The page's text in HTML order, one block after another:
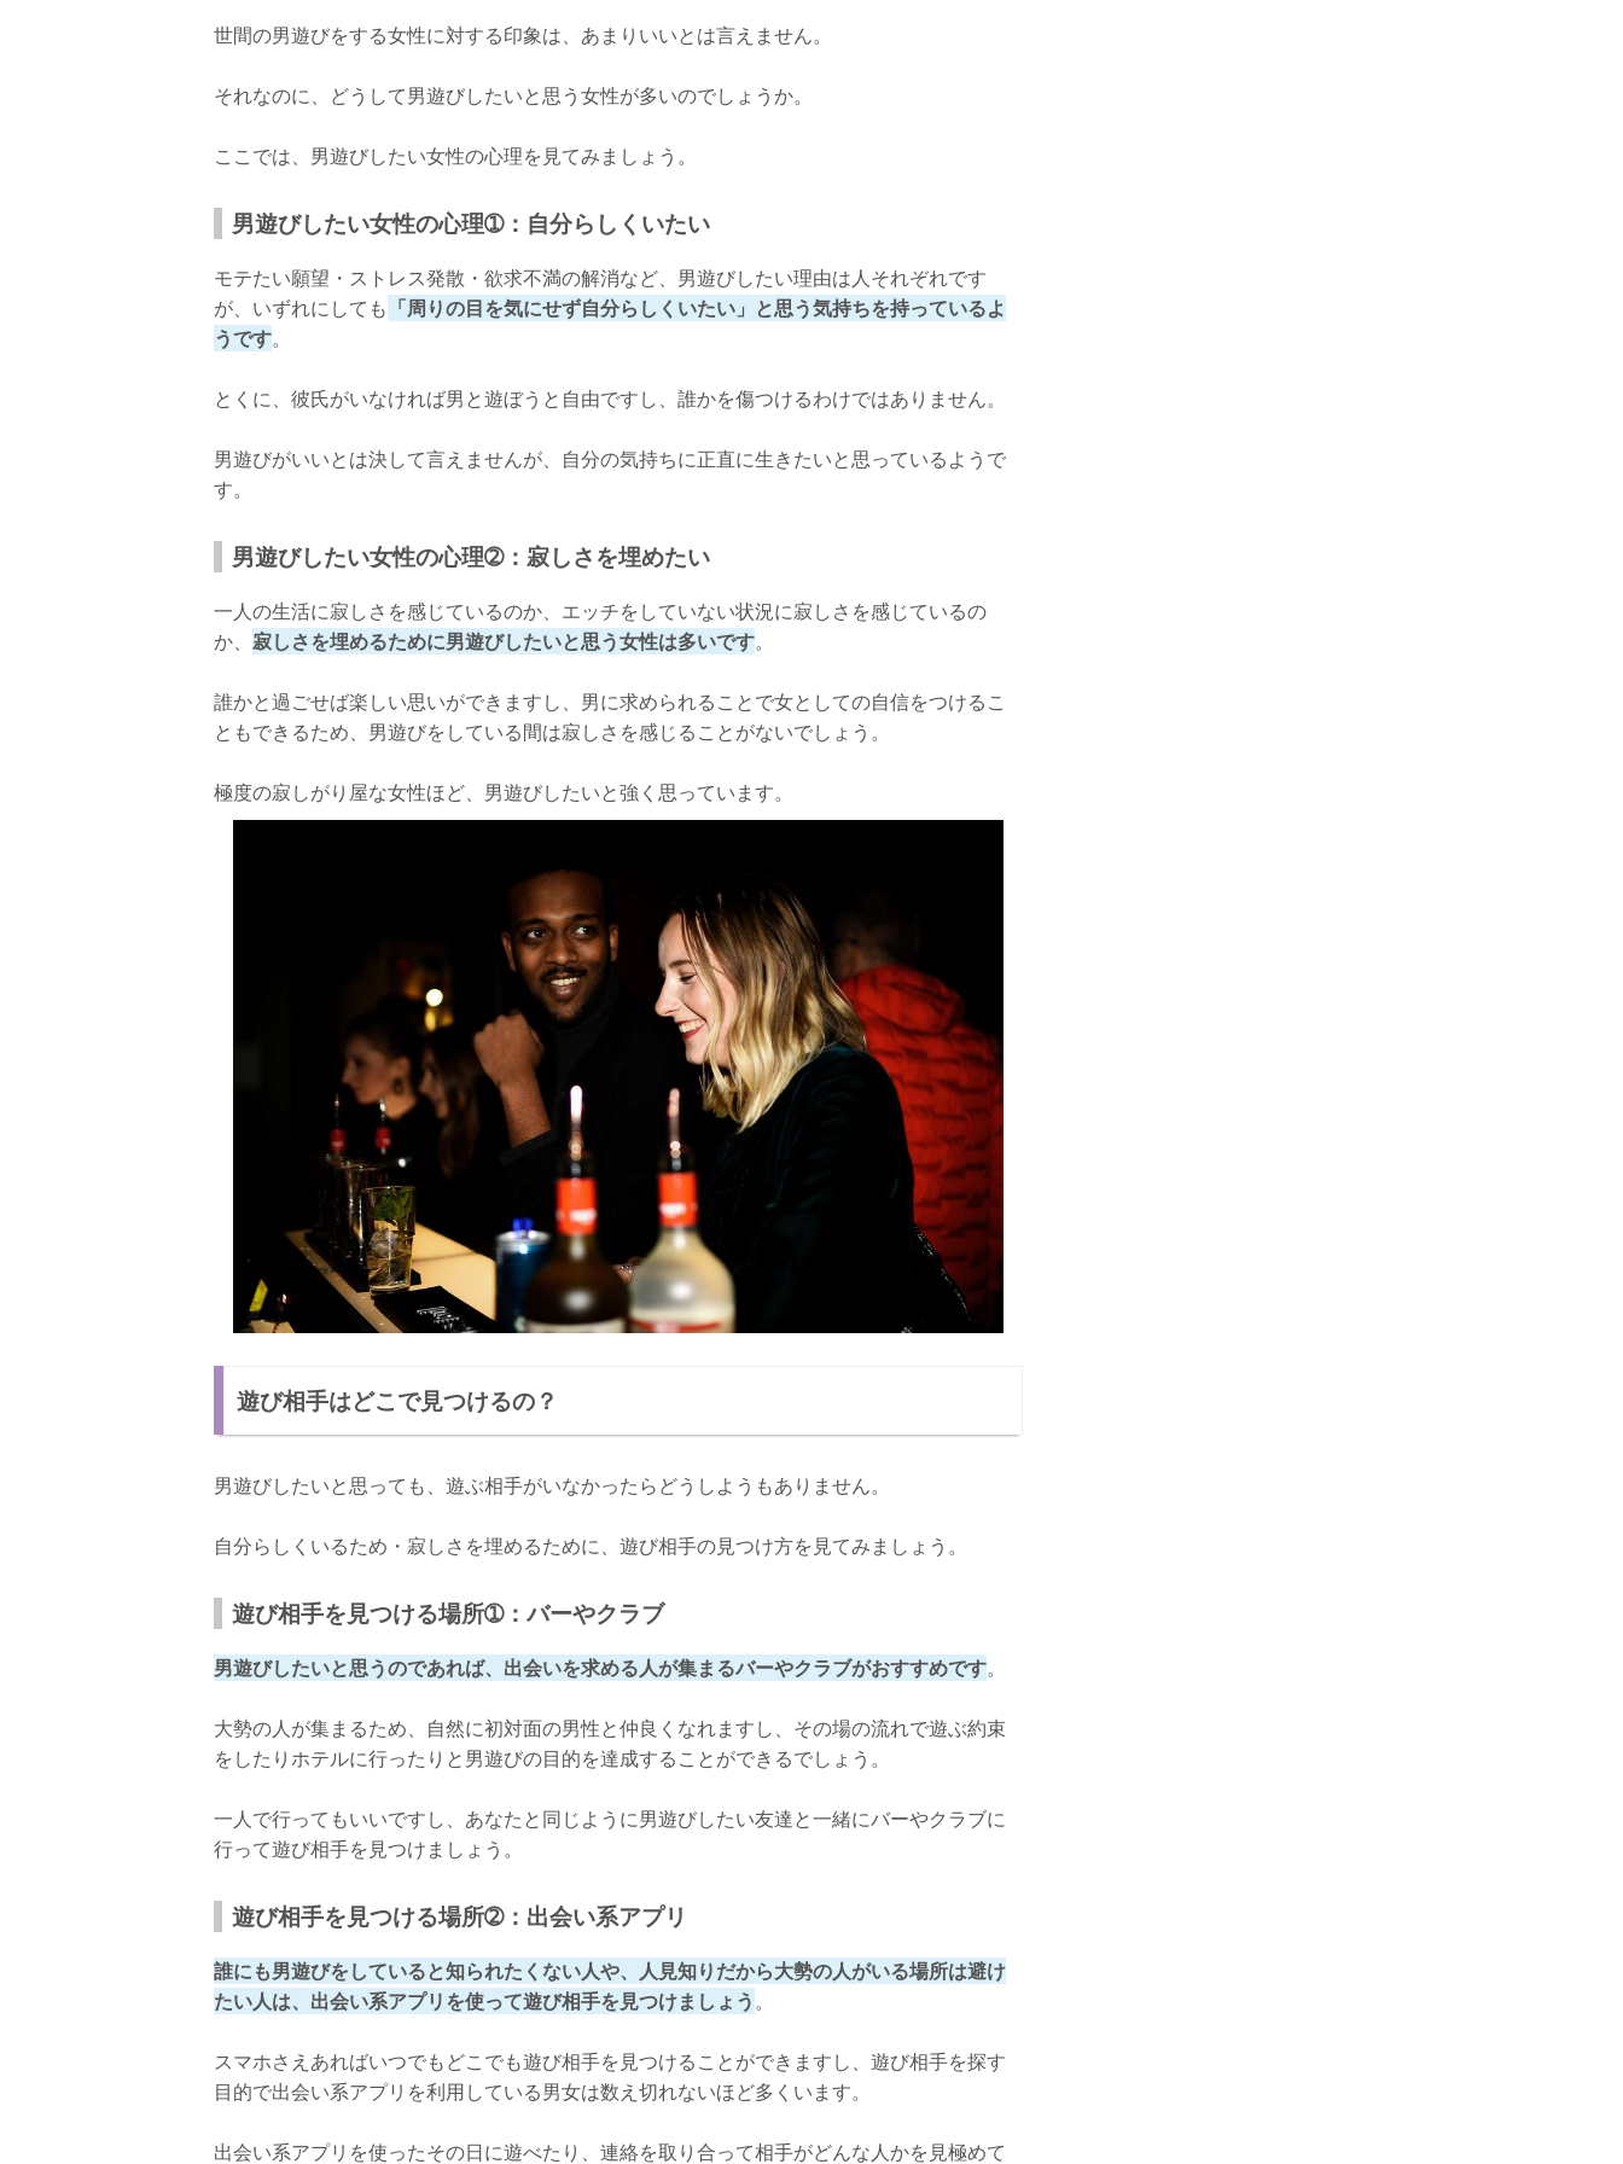
世間の男遊びをする女性に対する印象は、あまりいいとは言えません。
それなのに、どうして男遊びしたいと思う女性が多いのでしょうか。
ここでは、男遊びしたい女性の心理を見てみましょう。
男遊びしたい女性の心理➀：自分らしくいたい
モテたい願望・ストレス発散・欲求不満の解消など、男遊びしたい理由は人それぞれです
が、いずれにしても 「周りの目を気にせず自分らしくいたい」と思う気持ちを持っているよ
うです。
とくに、彼氏がいなければ男と遊ぼうと自由ですし、誰かを傷つけるわけではありません。
男遊びがいいとは決して言えませんが、自分の気持ちに正直に生きたいと思っているようで
す。
男遊びしたい女性の心理➁：寂しさを埋めたい
一人の生活に寂しさを感じているのか、エッチをしていない状況に寂しさを感じているの
か、 寂しさを埋めるために男遊びしたいと思う女性は多いです。
誰かと過ごせば楽しい思いができますし、男に求められることで女としての自信をつけるこ
ともできるため、男遊びをしている間は寂しさを感じることがないでしょう。
極度の寂しがり屋な女性ほど、男遊びしたいと強く思っています。
遊び相手はどこで見つけるの？
男遊びしたいと思っても、遊ぶ相手がいなかったらどうしようもありません。
自分らしくいるため・寂しさを埋めるために、遊び相手の見つけ方を見てみましょう。
遊び相手を見つける場所➀：バーやクラブ
男遊びしたいと思うのであれば、出会いを求める人が集まるバーやクラブがおすすめです。
大勢の人が集まるため、自然に初対面の男性と仲良くなれますし、その場の流れで遊ぶ約束
をしたりホテルに行ったりと男遊びの目的を達成することができるでしょう。
一人で行ってもいいですし、あなたと同じように男遊びしたい友達と一緒にバーやクラブに
行って遊び相手を見つけましょう。
遊び相手を見つける場所➁：出会い系アプリ
誰にも男遊びをしていると知られたくない人や、人見知りだから大勢の人がいる場所は避け
たい人は、出会い系アプリを使って遊び相手を見つけましょう。
スマホさえあればいつでもどこでも遊び相手を見つけることができますし、遊び相手を探す
目的で出会い系アプリを利用している男女は数え切れないほど多くいます。
出会い系アプリを使ったその日に遊べたり、連絡を取り合って相手がどんな人かを見極めて